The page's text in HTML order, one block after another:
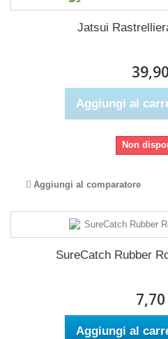
Jatsui
Aggiungi al
Non
Aggiungi al comparatore
SureCatch Rubber
Aggiungi al